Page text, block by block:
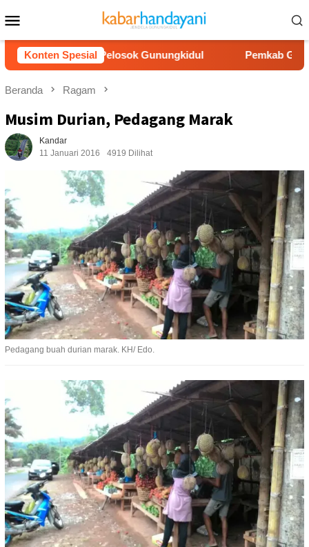
ke
kontenMobile
Konten Spesial
ke Pelosok Gunungkidul Pemkab Gunungkidul
Beranda Ragam
Musim Durian, Pedagang Marak
Kandar
11 Januari 2016
4919 Dilihat
Pedagang buah durian marak. KH/ Edo.